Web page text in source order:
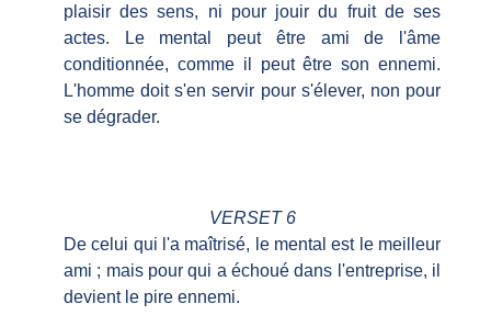
plaisir des sens, ni pour jouir du fruit de ses
actes. Le mental peut être ami de l'âme
conditionnée, comme il peut être son ennemi.
L'homme doit s'en servir pour s'élever, non pour
se dégrader.
VERSET 6
De celui qui l'a maîtrisé, le mental est le meilleur
ami ; mais pour qui a échoué dans l'entreprise, il
devient le pire ennemi.